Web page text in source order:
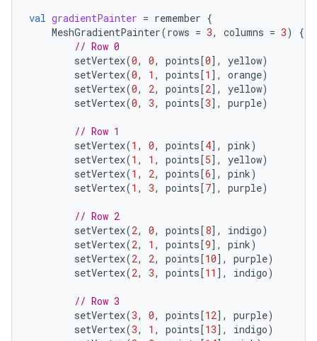
val gradientPainter = remember {
MeshGradientPainter(rows = 3, columns = 3)
{
// Row 0
setVertex(0, 0, points[0] , yellow)
setVertex(0, 1 , points[1 ] , orange)
setVertex(0, 2, points[2] , yellow)
setVertex(0, 3, points[3] , purple)
// Row 1
setVertex(1 , 0, points[4] , pink)
setVertex(1 , 1 , points[5] , yellow)
setVertex(1 , 2, points[6] , pink)
setVertex(1 , 3, points[7] , purple)
// Row 2
setVertex(2, 0, points[8] , indigo)
setVertex(2, 1 , points[9] , pink)
setVertex(2, 2, points[10] , purple)
setVertex(2, 3, points[11 ] , indigo)
// Row 3
setVertex(3, 0, points[12] , purple)
setVertex(3, 1 , points[13] , indigo)